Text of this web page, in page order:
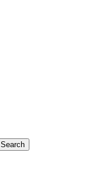
Search